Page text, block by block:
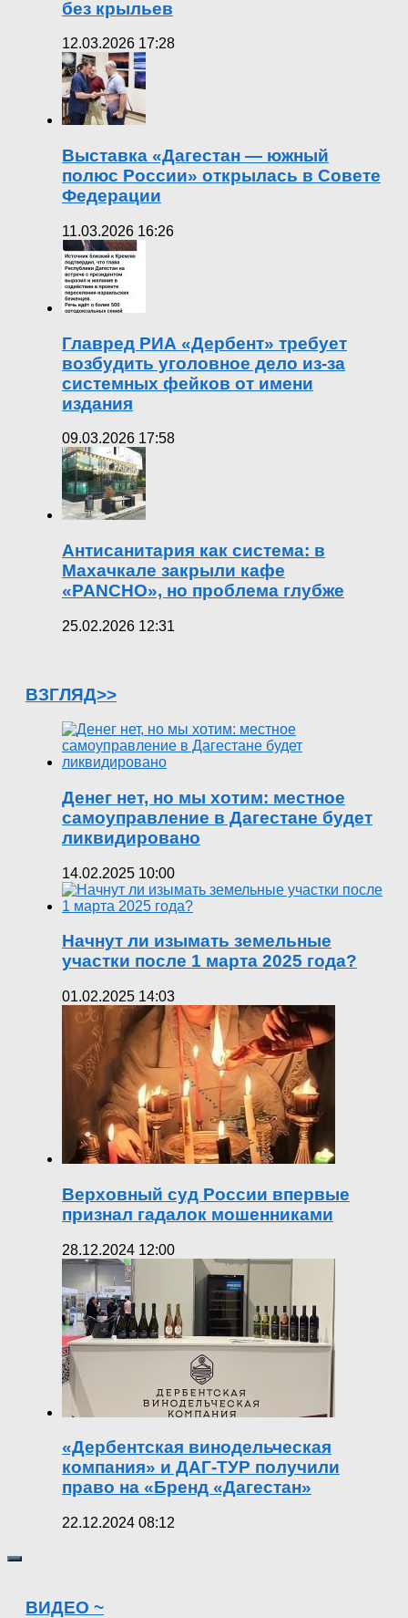
без крыльев
12.03.2026 17:28
Выставка «Дагестан — южный
полюс России» открылась в Совете
Федерации
11.03.2026 16:26
Главред РИА «Дербент» требует
возбудить уголовное дело из-за
системных фейков от имени
издания
09.03.2026 17:58
Антисанитария как система: в
Махачкале закрыли кафе
«PANCHO», но проблема глубже
25.02.2026 12:31
ВЗГЛЯД>>
Денег нет, но мы хотим: местное
самоуправление в Дагестане будет
ликвидировано
14.02.2025 10:00
Начнут ли изымать земельные
участки после 1 марта 2025 года?
01.02.2025 14:03
Верховный суд России впервые
признал гадалок мошенниками
28.12.2024 12:00
«Дербентская винодельческая
компания» и ДАГ-ТУР получили
право на «Бренд «Дагестан»
22.12.2024 08:12
ВИДЕО ~